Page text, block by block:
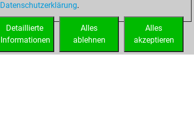
Datenschutzerklärung.
Alles
akzeptieren
Alles
ablehnen
Detaillierte
Informationen